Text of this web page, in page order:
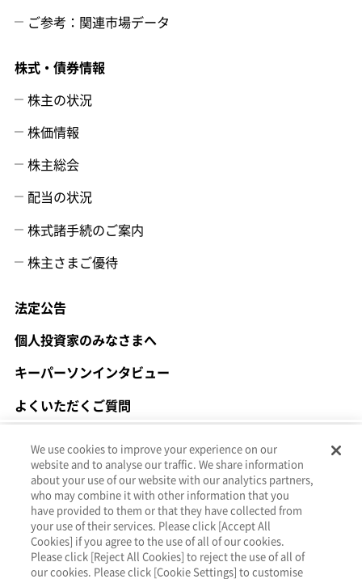
ご参考：関連市場データ
株式・債券情報
株主の状況
株価情報
株主総会
配当の状況
株式諸手続のご案内
株主さまご優待
法定公告
個人投資家のみなさまへ
キーパーソンインタビュー
よくいただくご質問
免責事項
お問い合わせ
プライバシーポリシー
ウェブアクセシビリティ方針
We use cookies to improve your experience on our
website and to analyse our traffic. We share information
about your use of our website with our analytics partners,
who may combine it with other information that you
have provided to them or that they have collected from
your use of their services. Please click [Accept All
Cookies] if you agree to the use of all of our cookies.
Please click [Reject All Cookies] to reject the use of all of
our cookies. Please click [Cookie Settings] to customise